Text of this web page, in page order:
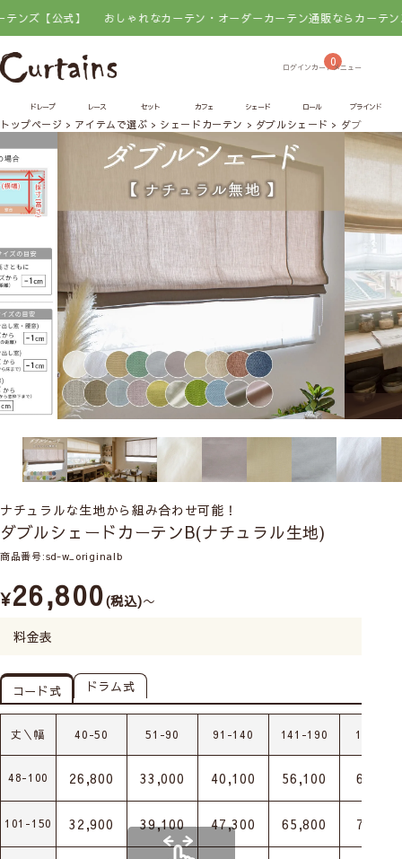
おしゃれなカーテン・オーダーカーテン通販ならカーテンズ【公式】
0
ドレープ レース セット カフェ シェード ロール ブラインド
トップページ アイテムで選ぶ シェードカーテン ダブルシェード ダブルシェ
ナチュラルな生地から組み合わせ可能！
ダブルシェードカーテンB(ナチュラル生地)
商品番号 sd-w_originalb
¥26,800 税込 〜
料金表
コード式 ドラム式
丈＼幅 40-50 51-90 91-140 141-190 191-240
48-100 26,800 33,000 40,100 56,100 67,200
101-150 32,900 39,100 47,300 65,800 77,900